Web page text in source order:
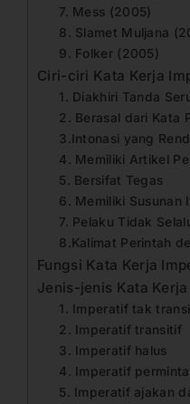
7. Mess (2005)
8. Slamet Muljana
9. Folker (2005)
Ciri-ciri Kata Kerja
1. Diakhiri Tanda
2. Berasal dari Kata
3.Intonasi yang
4. Memiliki Artikel
5. Bersifat Tegas
6. Memiliki Susunan
7. Pelaku Tidak
8.Kalimat Perintah
Fungsi Kata Kerja
Jenis-jenis Kata
1. Imperatif tak
2. Imperatif transitif
3. Imperatif halus
4. Imperatif
5. Imperatif ajakan